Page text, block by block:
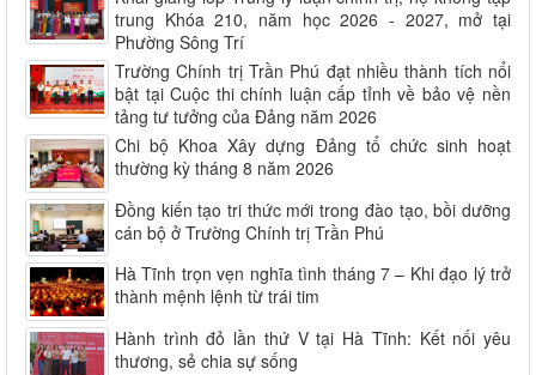
trung Khóa 210, năm học 2026 - 2027, mở tại
Phường Sông Trí
Trường Chính trị Trần Phú đạt nhiều thành tích nổi
bật tại Cuộc thi chính luận cấp tỉnh về bảo vệ nền
tảng tư tưởng của Đảng năm 2026
Chi bộ Khoa Xây dựng Đảng tổ chức sinh hoạt
thường kỳ tháng 8 năm 2026
Đồng kiến tạo tri thức mới trong đào tạo, bồi dưỡng
cán bộ ở Trường Chính trị Trần Phú
Hà Tĩnh trọn vẹn nghĩa tình tháng 7 – Khi đạo lý trở
thành mệnh lệnh từ trái tim
Hành trình đỏ lần thứ V tại Hà Tĩnh: Kết nối yêu
thương, sẻ chia sự sống